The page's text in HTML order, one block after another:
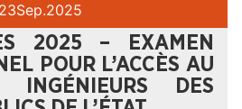
23Sep.2025
2025 – EXAMEN
POUR L’ACCÈS AU
INGÉNIEURS DES